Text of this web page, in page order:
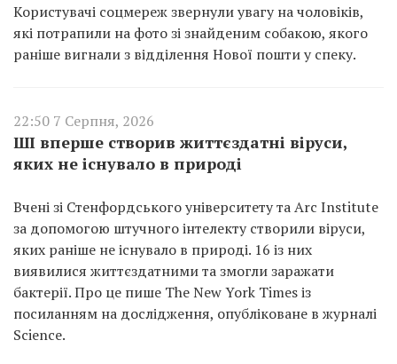
Користувачі соцмереж звернули увагу на чоловіків,
які потрапили на фото зі знайденим собакою, якого
раніше вигнали з відділення Нової пошти у спеку.
22:50 7 Серпня, 2026
ШІ вперше створив життєздатні віруси,
яких не існувало в природі
Вчені зі Стенфордського університету та Arc Institute
за допомогою штучного інтелекту створили віруси,
яких раніше не існувало в природі. 16 із них
виявилися життєздатними та змогли заражати
бактерії. Про це пише The New York Times із
посиланням на дослідження, опубліковане в журналі
Science.